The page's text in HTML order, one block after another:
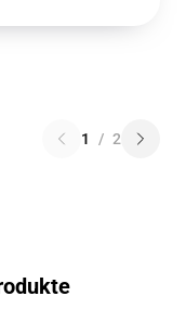
1 / 2